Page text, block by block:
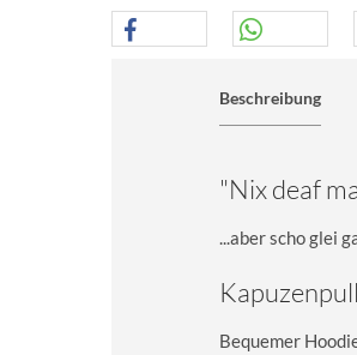
Beschreibung
"Nix deaf
...aber scho glei
Bequemer